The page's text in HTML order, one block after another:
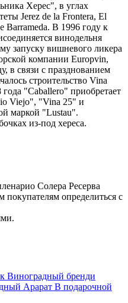
Херес", в углах
Jerez de la Frontera, El
Barrameda. В 1996 году к
винодельня
запуску вишневого ликера
компании Europvin,
в связи с празднованием
строительство Vina
"Caballero" приобретает
Viejo", "Vina 25" и
маркой "Lustau".
из-под хереса.
Солера Ресерва
определиться с
Виноградный бренди
Арарат В подарочной